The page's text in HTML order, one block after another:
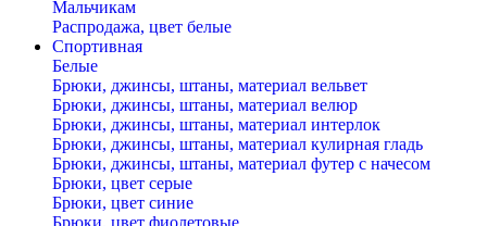
Мальчикам
Распродажа, цвет белые
Спортивная
Белые
Брюки, джинсы, штаны, материал вельвет
Брюки, джинсы, штаны, материал велюр
Брюки, джинсы, штаны, материал интерлок
Брюки, джинсы, штаны, материал кулирная гладь
Брюки, джинсы, штаны, материал футер с начесом
Брюки, цвет серые
Брюки, цвет синие
Брюки, цвет фиолетовые